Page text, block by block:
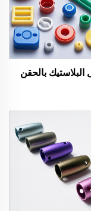
البلاستيك بالحقن